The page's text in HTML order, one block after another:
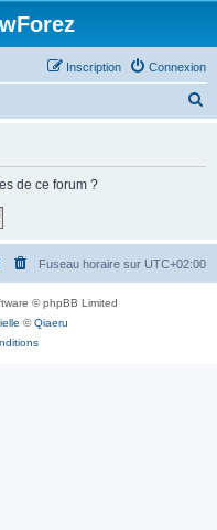
Connexion
Inscription
h
de ce forum ?
Fuseau horaire sur UTC+02:00
© phpBB Limited
©Qiaeru